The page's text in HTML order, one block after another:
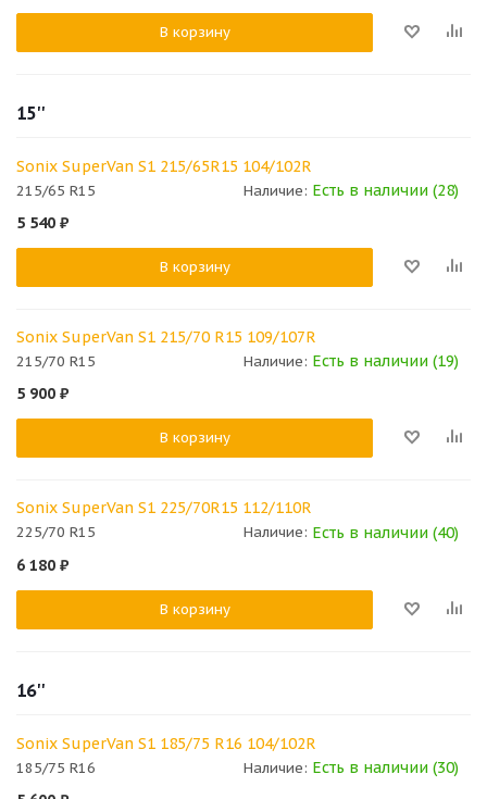
В корзину
15''
Sonix SuperVan S1 215/65R15 104/102R
215/65 R15 Наличие: Есть в наличии (28)
5 540 ₽
В корзину
Sonix SuperVan S1 215/70 R15 109/107R
215/70 R15 Наличие: Есть в наличии (19)
5 900 ₽
В корзину
Sonix SuperVan S1 225/70R15 112/110R
225/70 R15 Наличие: Есть в наличии (40)
6 180 ₽
В корзину
16''
Sonix SuperVan S1 185/75 R16 104/102R
185/75 R16 Наличие: Есть в наличии (30)